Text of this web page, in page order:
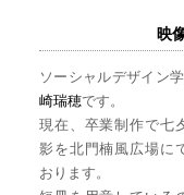
映
ソーシャルデザイン
崎瑞穂です。
現在、卒業制作で七
影を北門楠風広場に
おります。